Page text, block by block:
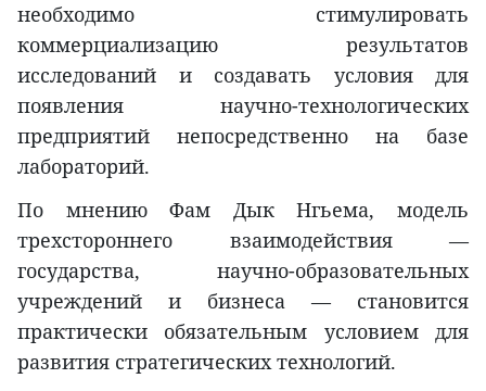
необходимо стимулировать
коммерциализацию результатов
исследований и создавать условия для
появления научно-технологических
предприятий непосредственно на базе
лабораторий.
По мнению Фам Дык Нгьема, модель
трехстороннего взаимодействия —
государства, научно-образовательных
учреждений и бизнеса — становится
практически обязательным условием для
развития стратегических технологий.